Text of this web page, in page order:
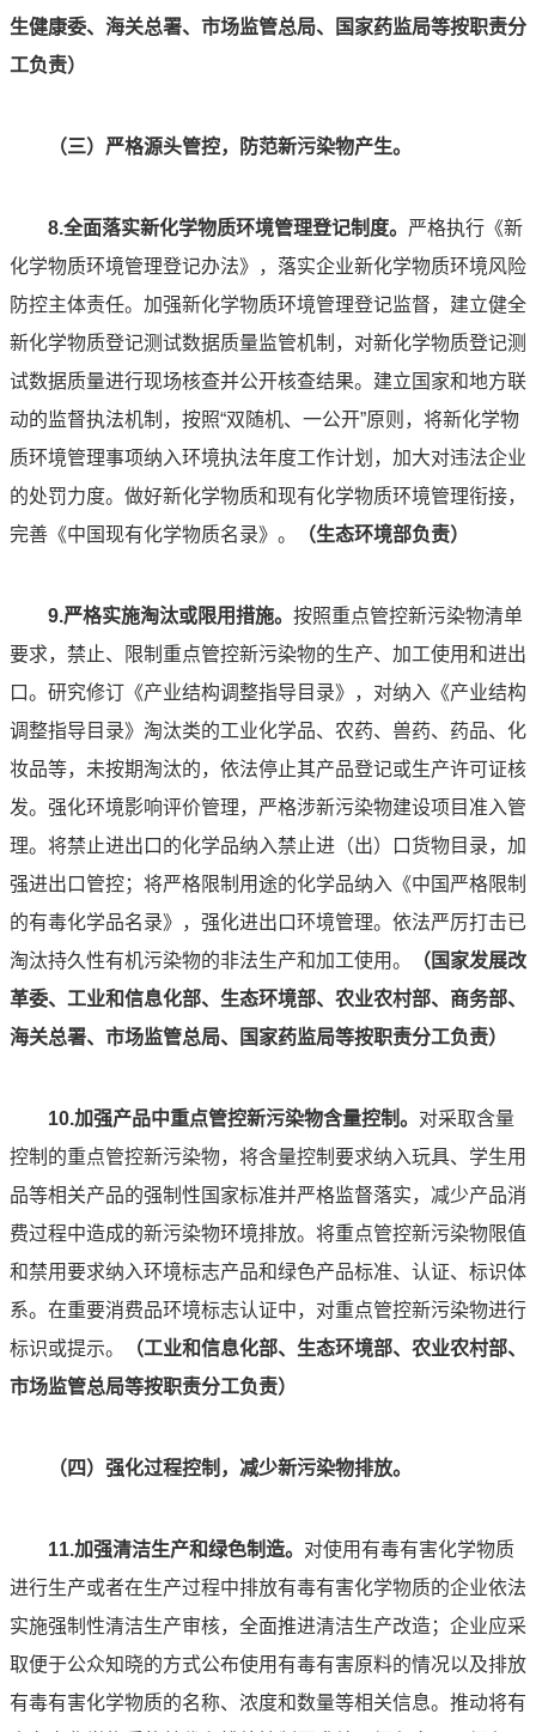
生健康委、海关总署、市场监管总局、国家药监局等按职责分
工负责）
（三）严格源头管控，防范新污染物产生。
8.全面落实新化学物质环境管理登记制度。 严格执行《新
化学物质环境管理登记办法》，落实企业新化学物质环境风险
防控主体责任。加强新化学物质环境管理登记监督，建立健全
新化学物质登记测试数据质量监管机制，对新化学物质登记测
试数据质量进行现场核查并公开核查结果。建立国家和地方联
动的监督执法机制，按照“双随机、一公开”原则，将新化学物
质环境管理事项纳入环境执法年度工作计划，加大对违法企业
的处罚力度。做好新化学物质和现有化学物质环境管理衔接，
完善《中国现有化学物质名录》。
（生态环境部负责）
9.严格实施淘汰或限用措施。 按照重点管控新污染物清单
要求，禁止、限制重点管控新污染物的生产、加工使用和进出
口。研究修订《产业结构调整指导目录》，对纳入《产业结构
调整指导目录》淘汰类的工业化学品、农药、兽药、药品、化
妆品等，未按期淘汰的，依法停止其产品登记或生产许可证核
发。强化环境影响评价管理，严格涉新污染物建设项目准入管
理。将禁止进出口的化学品纳入禁止进（出）口货物目录，加
强进出口管控；将严格限制用途的化学品纳入《中国严格限制
的有毒化学品名录》，强化进出口环境管理。依法严厉打击已
淘汰持久性有机污染物的非法生产和加工使用。
（国家发展改
革委、工业和信息化部、生态环境部、农业农村部、商务部、
海关总署、市场监管总局、国家药监局等按职责分工负责）
10.加强产品中重点管控新污染物含量控制。 对采取含量
控制的重点管控新污染物，将含量控制要求纳入玩具、学生用
品等相关产品的强制性国家标准并严格监督落实，减少产品消
费过程中造成的新污染物环境排放。将重点管控新污染物限值
和禁用要求纳入环境标志产品和绿色产品标准、认证、标识体
系。在重要消费品环境标志认证中，对重点管控新污染物进行
标识或提示。
（工业和信息化部、生态环境部、农业农村部、
市场监管总局等按职责分工负责）
（四）强化过程控制，减少新污染物排放。
11.加强清洁生产和绿色制造。 对使用有毒有害化学物质
进行生产或者在生产过程中排放有毒有害化学物质的企业依法
实施强制性清洁生产审核，全面推进清洁生产改造；企业应采
取便于公众知晓的方式公布使用有毒有害原料的情况以及排放
有毒有害化学物质的名称、浓度和数量等相关信息。推动将有